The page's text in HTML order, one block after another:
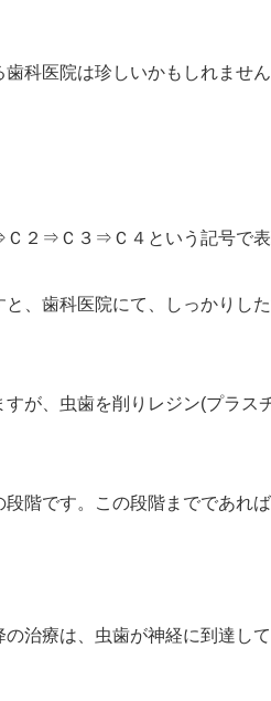
科医院は珍しいかもしれません
２⇒Ｃ３⇒Ｃ４という記号で
、歯科医院にて、しっかりし
が、虫歯を削りレジン(プラス
階です。この段階までであれば
治療は、虫歯が神経に到達